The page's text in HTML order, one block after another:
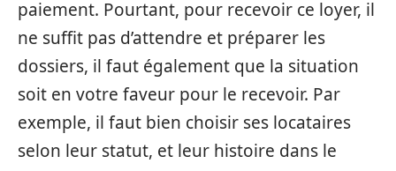
paiement. Pourtant, pour recevoir ce loyer, il
ne suffit pas d’attendre et préparer les
dossiers, il faut également que la situation
soit en votre faveur pour le recevoir. Par
exemple, il faut bien choisir ses locataires
selon leur statut, et leur histoire dans le